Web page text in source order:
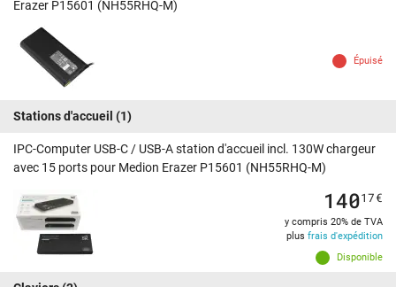
Erazer P15601 (NH55RHQ-M)
Épuisé
Stations d'accueil (1)
IPC-Computer USB-C / USB-A station d'accueil incl. 130W chargeur
avec 15 ports pour Medion Erazer P15601 (NH55RHQ-M)
Disponible
14017€
y compris 20% de TVA
plus frais d'expédition